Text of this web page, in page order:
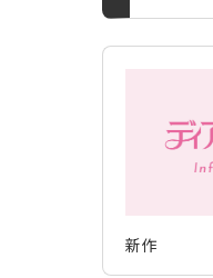
新作